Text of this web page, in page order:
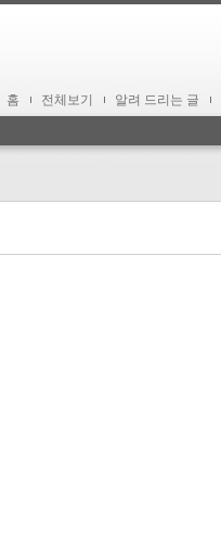
홈 전체보기 알려 드리는 글